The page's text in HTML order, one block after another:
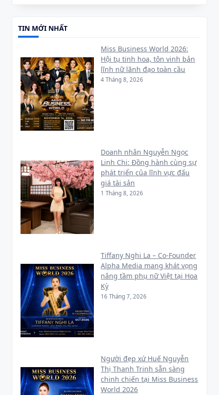
TIN MỚI NHẤT
Miss Business World 2026:
Hội tụ tinh hoa, tôn vinh bản
lĩnh nữ lãnh đạo toàn cầu
4 Tháng 8, 2026
Doanh nhân Nguyễn Ngọc
Linh Chi: Đồng hành cùng sự
phát triển của lĩnh vực đấu
giá tài sản
1 Tháng 8, 2026
Tiffany Nghi La – Co-Founder
Alpha Media mang khát vọng
nâng tầm phụ nữ Việt tại Hoa
Kỳ
16 Tháng 7, 2026
Người đẹp xứ Huế Nguyễn
Thị Thanh Trinh sẵn sàng
chinh chiến tại Miss Business
World 2026